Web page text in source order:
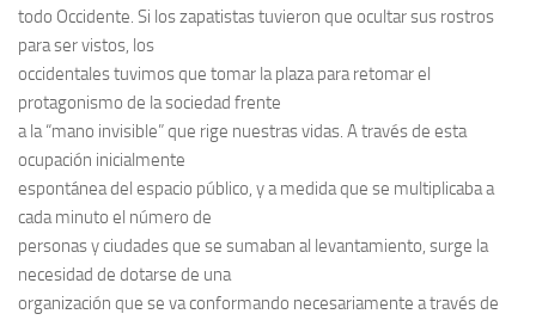
todo Occidente. Si los zapatistas tuvieron que ocultar sus rostros
para ser vistos, los
occidentales tuvimos que tomar la plaza para retomar el
protagonismo de la sociedad frente
a la “mano invisible” que rige nuestras vidas. A través de esta
ocupación inicialmente
espontánea del espacio público, y a medida que se multiplicaba a
cada minuto el número de
personas y ciudades que se sumaban al levantamiento, surge la
necesidad de dotarse de una
organización que se va conformando necesariamente a través de